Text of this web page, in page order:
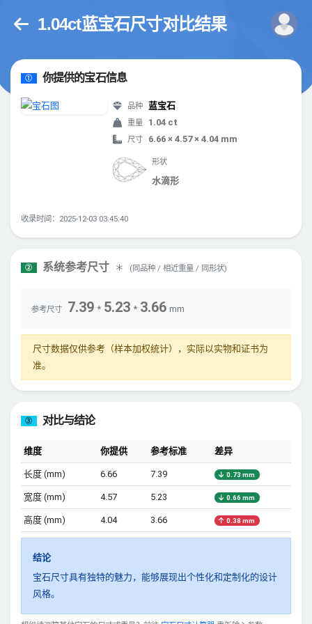
1.04ct蓝宝石尺寸对比结果
① 你提供的宝石信息
品种 蓝宝石
重量 1.04 ct
尺寸 6.66 × 4.57 × 4.04 mm
形状
水滴形
收录时间：2025-12-03 03:45:40
② 系统参考尺寸 ＊ (同品种 / 相近重量 / 同形状)
参考尺寸 7.39 * 5.23 * 3.66 mm
尺寸数据仅供参考（样本加权统计），实际以实物和证书为
准。
③ 对比与结论
维度 你提供 参考标准 差异
长度 (mm) 6.66 7.39 0.73 mm
宽度 (mm) 4.57 5.23 0.66 mm
高度 (mm) 4.04 3.66 0.38 mm
结论
宝石尺寸具有独特的魅力，能够展现出个性化和定制化的设计
风格。